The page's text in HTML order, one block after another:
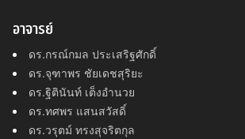
อาจารย์
ดร.กรณ์กมล ประเสริฐศักดิ์
ดร.จุฑาพร ชัยเดชสุริยะ
ดร.ฐิตินันท์ เต็งอำนวย
ดร.ทศพร แสนสวัสดิ์
ดร.วรุตม์ ทรงสุจริตกุล